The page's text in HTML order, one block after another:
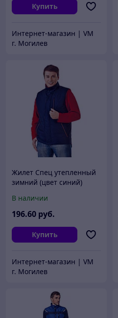
Купить
Интернет-магазин | VM
г. Могилев
Жилет Спец утепленный
зимний (цвет синий)
В наличии
196.60 руб.
Купить
Интернет-магазин | VM
г. Могилев